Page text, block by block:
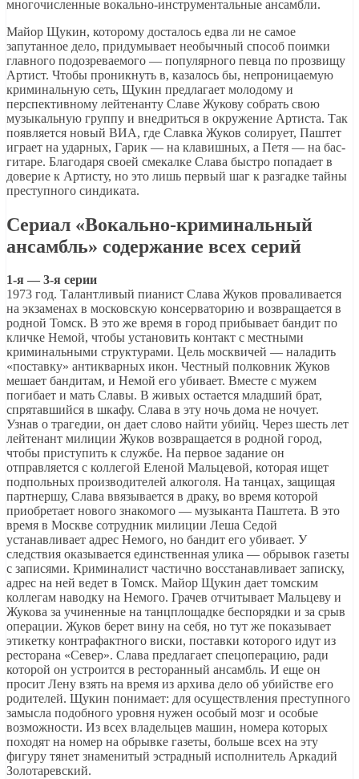
многочисленные вокально-инструментальные ансамбли.
Майор Щукин, которому досталось едва ли не самое
запутанное дело, придумывает необычный способ поимки
главного подозреваемого — популярного певца по прозвищу
Артист. Чтобы проникнуть в, казалось бы, непроницаемую
криминальную сеть, Щукин предлагает молодому и
перспективному лейтенанту Славе Жукову собрать свою
музыкальную группу и внедриться в окружение Артиста. Так
появляется новый ВИА, где Славка Жуков солирует, Паштет
играет на ударных, Гарик — на клавишных, а Петя — на бас-
гитаре. Благодаря своей смекалке Слава быстро попадает в
доверие к Артисту, но это лишь первый шаг к разгадке тайны
преступного синдиката.
Сериал «Вокально-криминальный
ансамбль» содержание всех серий
1-я — 3-я серии
1973 год. Талантливый пианист Слава Жуков проваливается
на экзаменах в московскую консерваторию и возвращается в
родной Томск. В это же время в город прибывает бандит по
кличке Немой, чтобы установить контакт с местными
криминальными структурами. Цель москвичей — наладить
«поставку» антикварных икон. Честный полковник Жуков
мешает бандитам, и Немой его убивает. Вместе с мужем
погибает и мать Славы. В живых остается младший брат,
спрятавшийся в шкафу. Слава в эту ночь дома не ночует.
Узнав о трагедии, он дает слово найти убийц. Через шесть лет
лейтенант милиции Жуков возвращается в родной город,
чтобы приступить к службе. На первое задание он
отправляется с коллегой Еленой Мальцевой, которая ищет
подпольных производителей алкоголя. На танцах, защищая
партнершу, Слава ввязывается в драку, во время которой
приобретает нового знакомого — музыканта Паштета. В это
время в Москве сотрудник милиции Леша Седой
устанавливает адрес Немого, но бандит его убивает. У
следствия оказывается единственная улика — обрывок газеты
с записями. Криминалист частично восстанавливает записку,
адрес на ней ведет в Томск. Майор Щукин дает томским
коллегам наводку на Немого. Грачев отчитывает Мальцеву и
Жукова за учиненные на танцплощадке беспорядки и за срыв
операции. Жуков берет вину на себя, но тут же показывает
этикетку контрафактного виски, поставки которого идут из
ресторана «Север». Слава предлагает спецоперацию, ради
которой он устроится в ресторанный ансамбль. И еще он
просит Лену взять на время из архива дело об убийстве его
родителей. Щукин понимает: для осуществления преступного
замысла подобного уровня нужен особый мозг и особые
возможности. Из всех владельцев машин, номера которых
походят на номер на обрывке газеты, больше всех на эту
фигуру тянет знаменитый эстрадный исполнитель Аркадий
Золотаревский.